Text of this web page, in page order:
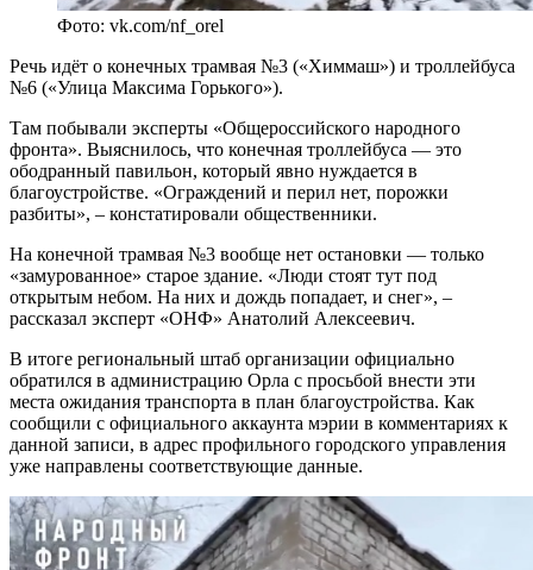
Фото: vk.com/nf_orel
Речь идёт о конечных трамвая №3 («Химмаш») и троллейбуса
№6 («Улица Максима Горького»).
Там побывали эксперты «Общероссийского народного
фронта». Выяснилось, что конечная троллейбуса — это
ободранный павильон, который явно нуждается в
благоустройстве. «Ограждений и перил нет, порожки
разбиты», – констатировали общественники.
На конечной трамвая №3 вообще нет остановки — только
«замурованное» старое здание. «Люди стоят тут под
открытым небом. На них и дождь попадает, и снег», –
рассказал эксперт «ОНФ» Анатолий Алексеевич.
В итоге региональный штаб организации официально
обратился в администрацию Орла с просьбой внести эти
места ожидания транспорта в план благоустройства. Как
сообщили с официального аккаунта мэрии в комментариях к
данной записи, в адрес профильного городского управления
уже направлены соответствующие данные.